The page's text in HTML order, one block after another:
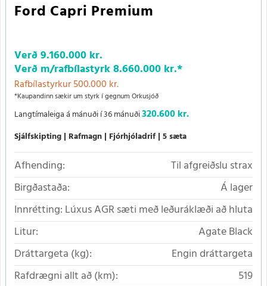
Ford Capri Premium
Verð9.160.000 kr.
Verð m/rafbílastyrk8.660.000 kr.*
Rafbílastyrkur 500.000 kr.
*Kaupandinn sækir um styrk í gegnum Orkusjóð
Langtímaleiga á mánuði í 36 mánuði320.600 kr.
Sjálfskipting Rafmagn Fjórhjóladrif 5 sæta
Afhending:
Til afgreiðslu strax
Birgðastaða:
Á lager
Innrétting: Lúxus AGR sæti með leðuráklæði að hluta
Litur:
Agate Black
Dráttargeta (kg):
Engin dráttargeta
Rafdrægni allt að (km):
519